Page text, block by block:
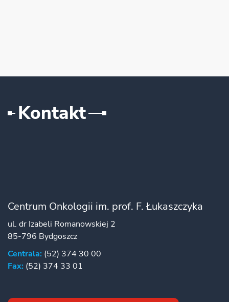
Kontakt
Centrum Onkologii im. prof. F. Łukaszczyka
ul. dr Izabeli Romanowskiej 2
85-796 Bydgoszcz
Centrala: (52) 374 30 00
Fax: (52) 374 33 01